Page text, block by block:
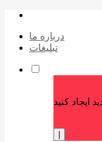
درباره ما
تبلیغات